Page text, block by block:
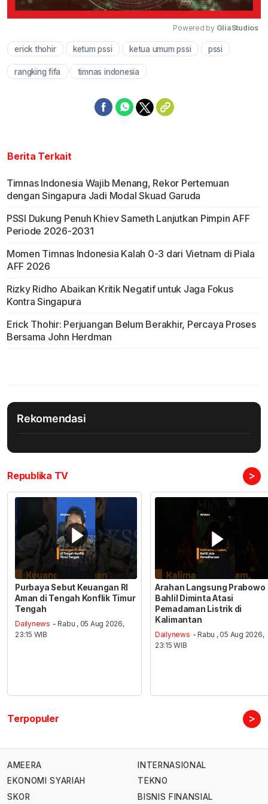
Mute
Powered by GliaStudios
erick thohir ketum pssi ketua umum pssi pssi
rangking fifa timnas indonesia
Berita Terkait
Timnas Indonesia Wajib Menang, Rekor Pertemuan
dengan Singapura Jadi Modal Skuad Garuda
PSSI Dukung Penuh Khiev Sameth Lanjutkan Pimpin AFF
Periode 2026-2031
Momen Timnas Indonesia Kalah 0-3 dari Vietnam di Piala
AFF 2026
Rizky Ridho Abaikan Kritik Negatif untuk Jaga Fokus
Kontra Singapura
Erick Thohir: Perjuangan Belum Berakhir, Percaya Proses
Bersama John Herdman
Rekomendasi
Republika TV >
Purbaya Sebut Keuangan RI
Aman di Tengah Konflik Timur
Tengah
Dailynews - Rabu , 05 Aug 2026,
23:15 WIB
Arahan Langsung Prabowo
Bahlil Diminta Atasi
Pemadaman Listrik di
Kalimantan
Dailynews - Rabu , 05 Aug 2026,
23:15 WIB
Terpopuler >
AMEERA
EKONOMI SYARIAH
SKOR
INTERNASIONAL
TEKNO
BISNIS FINANSIAL